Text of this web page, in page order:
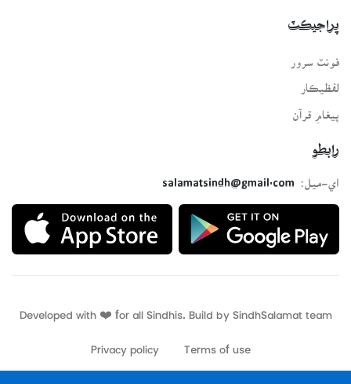
پراجيڪٽ
لفظيڪار
پيغامِ قرآن
رابطو
اي-ميل:
salamatsindh@gmail.com
Developed with ❤️ for all Sindhis. Build by
Terms of use